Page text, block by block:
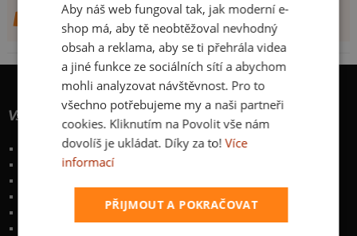
DALŠÍ NÁVRHY OD ZUZIK
Vše o nákupu
Poštovné a způsoby doručení
Garance výměny či vrácení
Zakázkový potisk textilu
Obchodní podmínky
SLOVAK
Aby náš web fungoval tak, jak moderní e-
shop má, aby tě neobtěžoval nevhodný
obsah a reklama, aby se ti přehrála videa
a jiné funkce ze sociálních sítí a abychom
mohli analyzovat návštěvnost. Pro to
všechno potřebujeme my a naši partneři
cookies. Kliknutím na Povolit vše nám
dovolíš je ukládat. Díky za to! Více
informací
PŘIJMOUT A POKRAČOVAT